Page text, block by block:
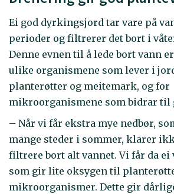
Ei god dyrkingsjord tar vare på
perioder og filtrerer det bort i
Denne evnen til å lede bort vann
ulike organismene som lever i
planterøtter og meitemark, og for
mikroorganismene som bidrar til
– Når vi får ekstra mye nedbør,
mange steder i sommer, klarer
filtrere bort alt vannet. Vi får da ei
som gir lite oksygen til
mikroorganismer. Dette gir